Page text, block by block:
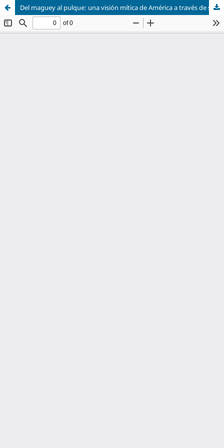
Del maguey al pulque: una visión mítica de América a través de su flora